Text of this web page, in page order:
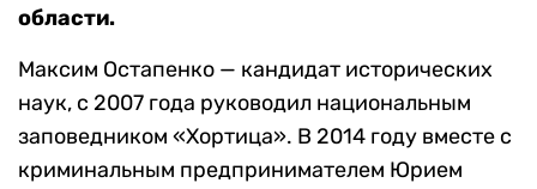
области.
Максим Остапенко — кандидат исторических
наук, с 2007 года руководил национальным
заповедником «Хортица». В 2014 году вместе с
криминальным предпринимателем Юрием